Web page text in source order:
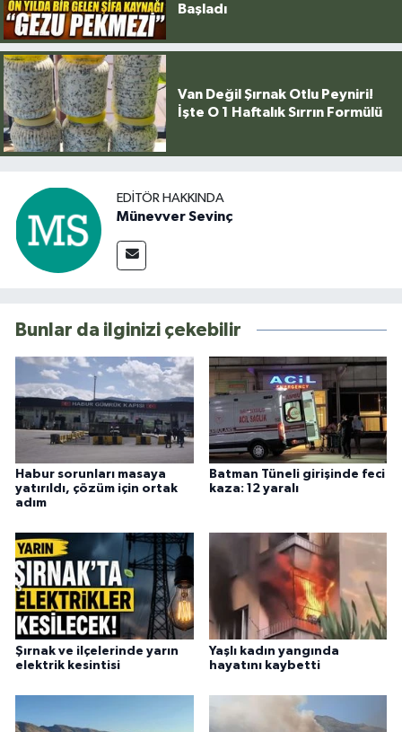
Başladı
Van Değil Şırnak Otlu Peyniri!
İşte O 1 Haftalık Sırrın Formülü
EDITÖR HAKKINDA
Münevver Sevinç
Bunlar da ilginizi çekebilir
Habur sorunları masaya
yatırıldı, çözüm için ortak
adım
Batman Tüneli girişinde feci
kaza: 12 yaralı
Şırnak ve ilçelerinde yarın
elektrik kesintisi
Yaşlı kadın yangında
hayatını kaybetti